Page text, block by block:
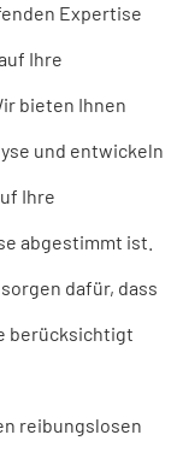
Expertise
Ihre
bieten Ihnen
und entwickeln
Ihre
abgestimmt ist.
dafür, dass
berücksichtigt
reibungslosen